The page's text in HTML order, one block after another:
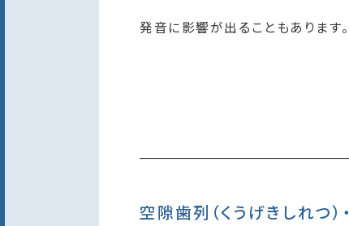
発音に影響が出ることもあります。
空隙歯列（くうげきしれつ）・